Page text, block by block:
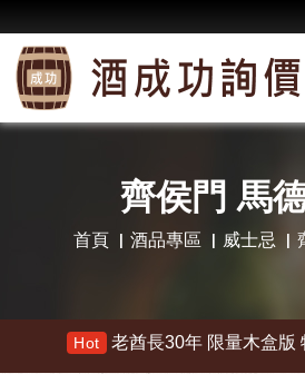
齊侯門 馬
首頁 酒品專區 威士忌
老酋長30年 限量木盒版 特